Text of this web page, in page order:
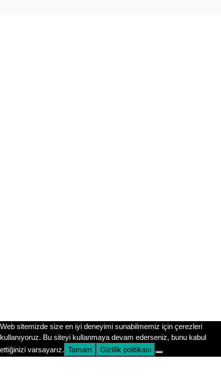
Web sitemizde size en iyi deneyimi sunabilmemiz için çerezleri
kullanıyoruz. Bu siteyi kullanmaya devam ederseniz, bunu kabul
ettiğinizi varsayarız. Tamam Gizlilik politikası